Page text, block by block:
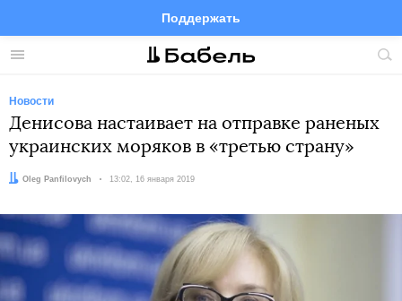
Меню
Поддержать
FacebookTelegramTwitter
Новости
Денисова настаивает на отправке раненых
украинских моряков в «третью страну»
Автор:
Oleg Panfilovych Дата:
13:02, 16 января 2019